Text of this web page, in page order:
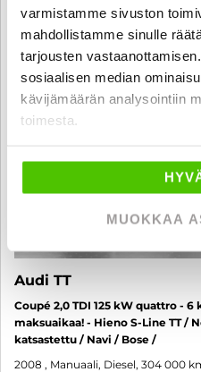
varmistamme sivuston
mahdollistamme sinulle
tarjousten
sosiaalisen median
kävijämäärän analysointiin
toimesta.
MUOKKAA
Audi TT
Coupé 2,0 TDI 125 kW quattro -
maksuaikaa! - Hieno S-Line TT /
katsastettu / Navi / Bose /
2008 , Manuaali, Diesel, 304 000